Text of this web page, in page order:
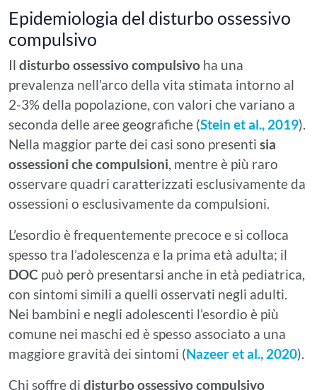
Epidemiologia del disturbo ossessivo
compulsivo
Il disturbo ossessivo compulsivo ha una
prevalenza nell’arco della vita stimata intorno al
2-3% della popolazione, con valori che variano a
seconda delle aree geografiche (Stein et al., 2019).
Nella maggior parte dei casi sono presenti sia
ossessioni che compulsioni, mentre è più raro
osservare quadri caratterizzati esclusivamente da
ossessioni o esclusivamente da compulsioni.
L’esordio è frequentemente precoce e si colloca
spesso tra l’adolescenza e la prima età adulta; il
DOC può però presentarsi anche in età pediatrica,
con sintomi simili a quelli osservati negli adulti.
Nei bambini e negli adolescenti l’esordio è più
comune nei maschi ed è spesso associato a una
maggiore gravità dei sintomi (Nazeer et al., 2020).
Chi soffre di disturbo ossessivo compulsivo